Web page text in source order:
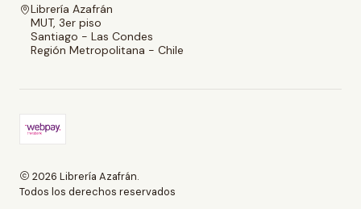
Librería Azafrán
MUT, 3er piso
Santiago - Las Condes
Región Metropolitana - Chile
2026 Librería Azafrán.
Todos los derechos reservados